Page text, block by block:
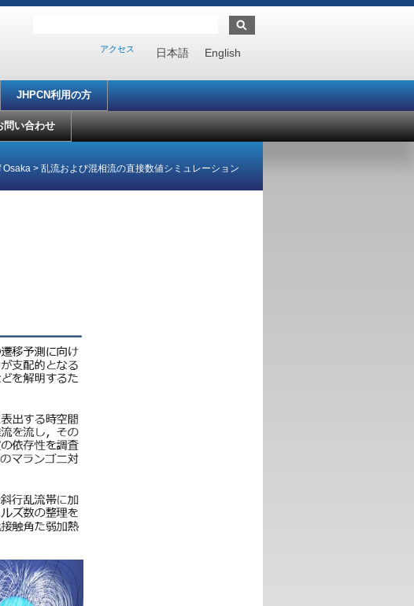
日本語 English
アクセス
JHPCN利用の方
問い合わせ
Osaka > 乱流および混相流の直接数値シミュレーション